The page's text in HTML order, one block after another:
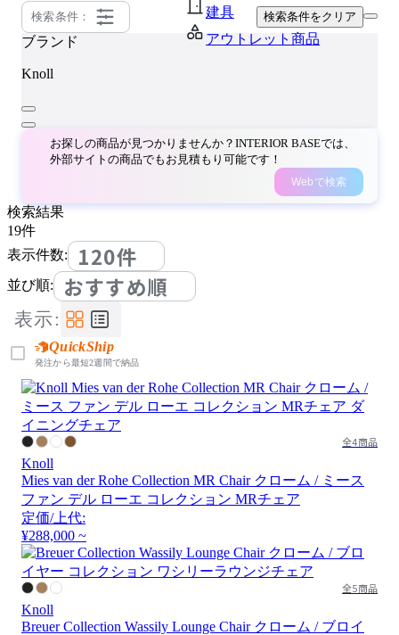
建具
アウトレット商品
検索条件： 検索条件をクリア
ブランド
Knoll
お探しの商品が見つかりませんか？INTERIOR BASEでは、
外部サイトの商品でもお見積もり可能です！
Webで検索
検索結果
19件
表示件数:
120件
並び順: おすすめ順
表示:
QuickShip
発注から最短2週間で納品
全4商品
Knoll
Mies van der Rohe Collection MR Chair クローム / ミース
ファン デル ローエ コレクション MRチェア
定価/上代:
¥288,000 ~
全5商品
Knoll
Breuer Collection Wassily Lounge Chair クローム / ブロイ